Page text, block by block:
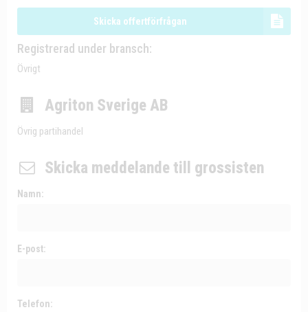
Skicka offertförfrågan
Registrerad under bransch:
Övrigt
Agriton Sverige AB
Övrig partihandel
Skicka meddelande till grossisten
Namn:
E-post:
Telefon: